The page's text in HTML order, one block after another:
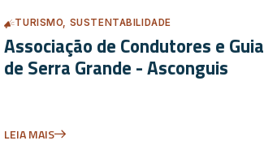
TURISMO, SUSTENTABILIDADE
Associação de Condutores e Guia
de Serra Grande - Asconguis
LEIA MAIS